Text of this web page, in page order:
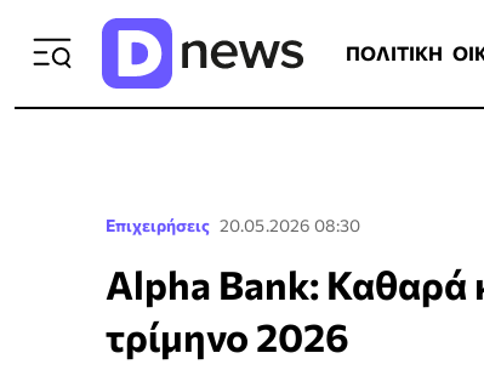
ΠΟΛΙΤΙΚΗ
Επιχειρήσεις 20.05.2026 08:30
Alpha Bank: Καθαρά
τρίμηνο 2026